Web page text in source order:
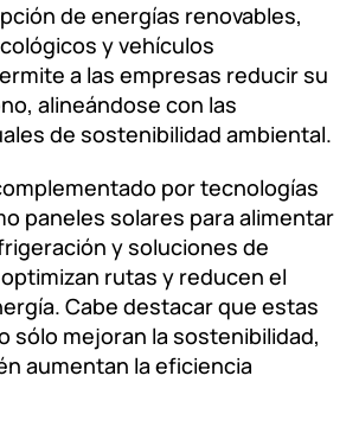
de energías renovables,
y vehículos
a las empresas reducir su
alineándose con las
de sostenibilidad ambiental.
por tecnologías
paneles solares para alimentar
y soluciones de
rutas y reducen el
Cabe destacar que estas
sólo mejoran la sostenibilidad,
aumentan la eficiencia